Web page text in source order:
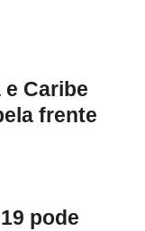
Caribe
frente
pode